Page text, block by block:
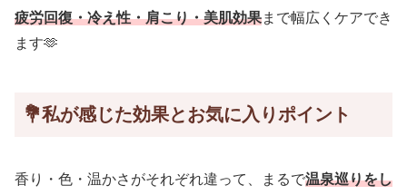
疲労回復・冷え性・肩こり・美肌効果まで幅広くケアでき
ます🫶
💐私が感じた効果とお気に入りポイント
香り・色・温かさがそれぞれ違って、まるで温泉巡りをし